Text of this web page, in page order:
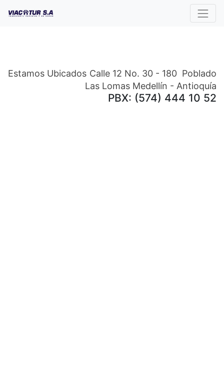
Estamos Ubicados Calle 12 No. 30 - 180 Poblado
Las Lomas Medellín - Antioquía
PBX: (574) 444 10 52